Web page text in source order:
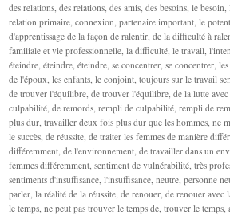
des relations, des relations, des amis, des besoins, le
relation primaire, connexion, partenaire important, le
d'apprentissage de la façon de ralentir, de la difficulté à
familiale et vie professionnelle, la difficulté, le travail,
éteindre, éteindre, éteindre, se concentrer, se concentrer,
de l'époux, les enfants, le conjoint, toujours sur le travail
de trouver l'équilibre, de trouver l'équilibre, de la lutte
culpabilité, de remords, rempli de culpabilité, rempli de
plus dur, travailler deux fois plus dur que les hommes, ne
le succès, de réussite, de traiter les femmes de manière
différemment, de l'environnement, de travailler dans un
femmes différemment, sentiment de vulnérabilité, très
sentiments d'insuffisance, l'insuffisance, neutre, personne
parler, la réalité de la réussite, de renouer, de renouer
le temps, ne peut pas trouver le temps de, trouver le temps,